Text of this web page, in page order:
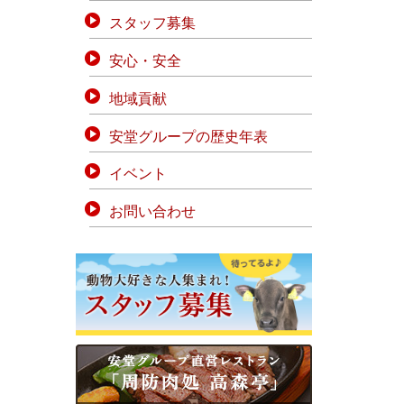
スタッフ募集
安心・安全
地域貢献
安堂グループの歴史年表
イベント
お問い合わせ